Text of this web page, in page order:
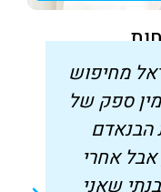
מחיפוש
ספק של
הבנאדם
אחרי
שאני